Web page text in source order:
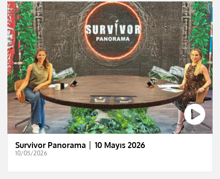
Survivor Panorama │ 10 Mayıs 2026
10/05/2026